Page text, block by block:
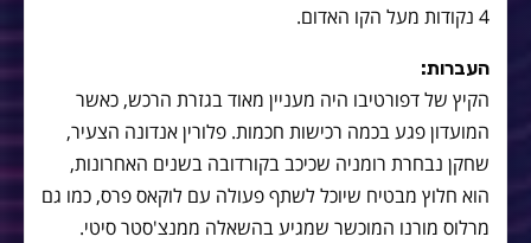
4 נקודות מעל הקו האדום.
העברות:
הקיץ של דפורטיבו היה מעניין מאוד בגזרת הרכש, כאשר
המועדון פגע בכמה רכישות חכמות. פלורין אנדונה הצעיר,
שחקן נבחרת רומניה שכיכב בקורדובה בשנים האחרונות,
הוא חלוץ מבטיח שיוכל לשתף פעולה עם לוקאס פרס, כמו גם
מרלוס מורנו המוכשר שמגיע בהשאלה ממנצ'סטר סיטי.